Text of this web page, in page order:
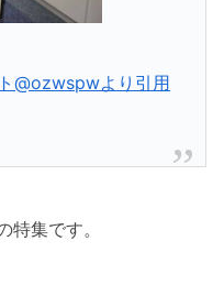
@ozwspwより引用
集です。